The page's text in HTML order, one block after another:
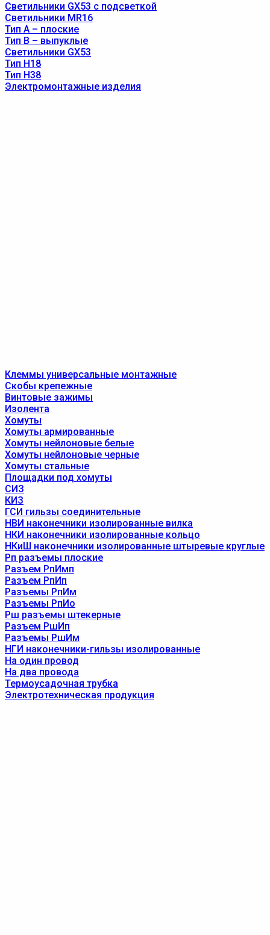
Светильники GX53 с подсветкой
Светильники MR16
Тип A – плоские
Тип B – выпуклые
Светильники GX53
Тип Н18
Тип Н38
Электромонтажные изделия
Клеммы универсальные монтажные
Скобы крепежные
Винтовые зажимы
Изолента
Хомуты
Хомуты армированные
Хомуты нейлоновые белые
Хомуты нейлоновые черные
Хомуты стальные
Площадки под хомуты
СИЗ
КИЗ
ГСИ гильзы соединительные
НВИ наконечники изолированные вилка
НКИ наконечники изолированные кольцо
НКиШ наконечники изолированные штыревые круглые
Рп разъемы плоские
Разъем РпИмп
Разъем РпИп
Разъемы РпИм
Разъемы РпИо
Рш разъемы штекерные
Разъем РшИп
Разъемы РшИм
НГИ наконечники-гильзы изолированные
На один провод
На два провода
Термоусадочная трубка
Электротехническая продукция